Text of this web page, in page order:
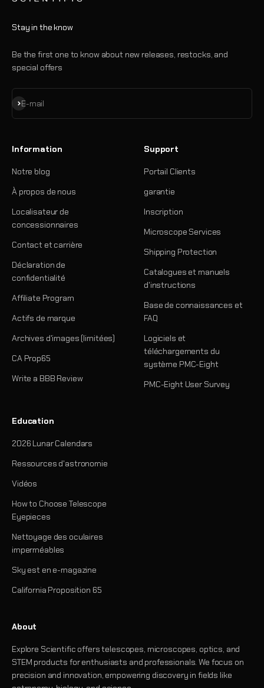
Stay in the know
Be the first one to know about new releases, restocks, and
special offers
E-mail
S'inscrire
Information
Notre blog
À propos de nous
Localisateur de
concessionnaires
Contact et carrière
Déclaration de
confidentialité
Affiliate Program
Actifs de marque
Archives d'images (limitées)
CA Prop65
Write a BBB Review
Support
Portail Clients
garantie
Inscription
Microscope Services
Shipping Protection
Catalogues et manuels
d'instructions
Base de connaissances et
FAQ
Logiciels et
téléchargements du
système PMC-Eight
PMC-Eight User Survey
Education
2026 Lunar Calendars
Ressources d'astronomie
Vidéos
How to Choose Telescope
Eyepieces
Nettoyage des oculaires
imperméables
Sky est en e-magazine
California Proposition 65
About
Explore Scientific offers telescopes, microscopes, optics, and
STEM products for enthusiasts and professionals. We focus on
precision and innovation, empowering discovery in fields like